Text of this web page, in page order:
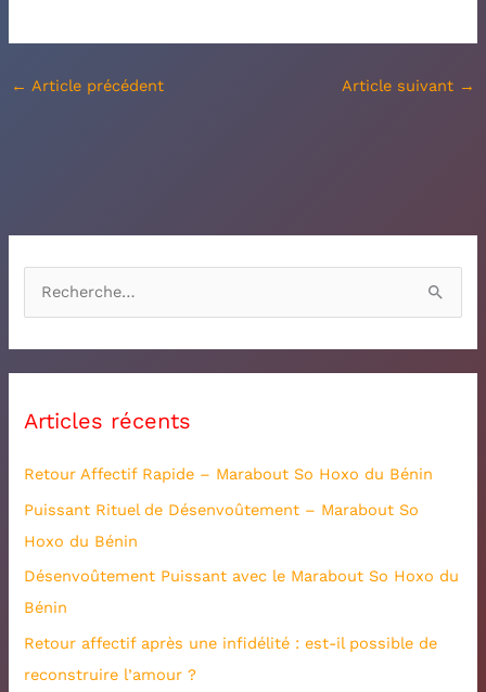
← Article précédent Article suivant →
e
c
h
e
r
:
Articles récents
Retour Affectif Rapide – Marabout So Hoxo du Bénin
Puissant Rituel de Désenvoûtement – Marabout So
Hoxo du Bénin
Désenvoûtement Puissant avec le Marabout So Hoxo du
Bénin
Retour affectif après une infidélité : est-il possible de
reconstruire l’amour ?